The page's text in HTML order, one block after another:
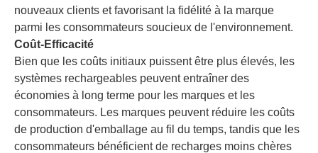
nouveaux clients et favorisant la fidélité à la marque
parmi les consommateurs soucieux de l'environnement.
Coût-Efficacité
Bien que les coûts initiaux puissent être plus élevés, les
systèmes rechargeables peuvent entraîner des
économies à long terme pour les marques et les
consommateurs. Les marques peuvent réduire les coûts
de production d'emballage au fil du temps, tandis que les
consommateurs bénéficient de recharges moins chères